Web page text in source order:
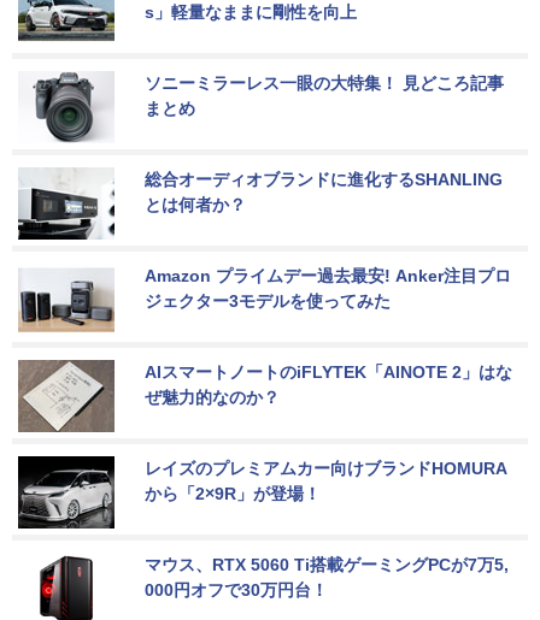
s」軽量なままに剛性を向上
ソニーミラーレス一眼の大特集！ 見どころ記事
まとめ
総合オーディオブランドに進化するSHANLING
とは何者か？
Amazon プライムデー過去最安! Anker注目プロ
ジェクター3モデルを使ってみた
AIスマートノートのiFLYTEK「AINOTE 2」はな
ぜ魅力的なのか？
レイズのプレミアムカー向けブランドHOMURA
から「2×9R」が登場！
マウス、RTX 5060 Ti搭載ゲーミングPCが7万5,
000円オフで30万円台！